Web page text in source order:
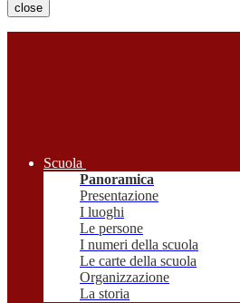
close
Scuola
Panoramica
Presentazione
I luoghi
Le persone
I numeri della scuola
Le carte della scuola
Organizzazione
La storia